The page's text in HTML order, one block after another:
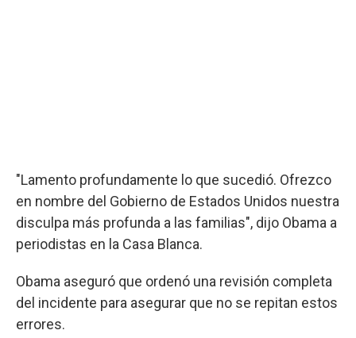
"Lamento profundamente lo que sucedió. Ofrezco
en nombre del Gobierno de Estados Unidos nuestra
disculpa más profunda a las familias", dijo Obama a
periodistas en la Casa Blanca.
Obama aseguró que ordenó una revisión completa
del incidente para asegurar que no se repitan estos
errores.